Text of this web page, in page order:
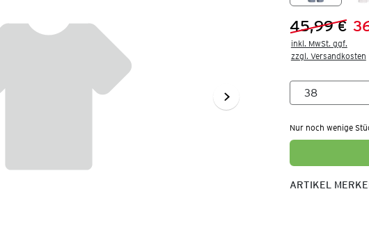
Vorheriger
45,99 €
Neuer
inkl. MwSt. ggf.
zzgl. Versandkosten
Nur noch wenige
ARTIKEL